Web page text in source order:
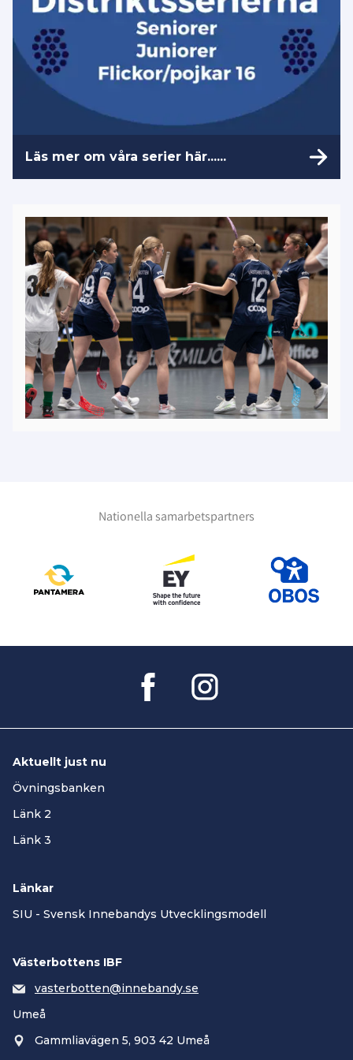
betalar ut domararvoden digitalt åt
föreningarna som betalningsförmedlare.
För detta tar vi ut en administrativ avgift
på 650 kronor (höjning med 150) från
distriktets samtliga lag. I avgiften ingår
nu även domarutvecklingsinsatser och
observationer samt domarsamarbeten
med närliggande orter och distrikt.
Läs mer om våra serier här......
Nationella samarbetspartners
Aktuellt just nu
Övningsbanken
Länk 2
Länk 3
Länkar
SIU - Svensk Innebandys Utvecklingsmodell
Västerbottens IBF
vasterbotten@innebandy.se
Umeå
Gammliavägen 5, 903 42 Umeå